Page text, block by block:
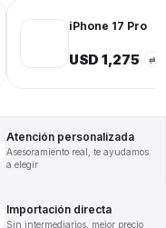
iPhone 17 Pro
USD 1,275 ⇄
Atención personalizada
Asesoramiento real, te ayudamos
a elegir
Importación directa
Sin intermediarios, mejor precio